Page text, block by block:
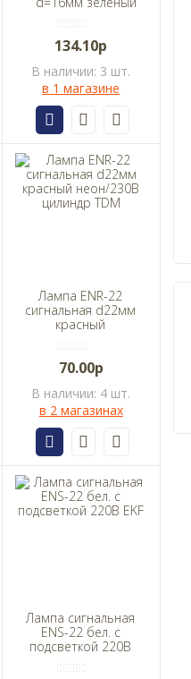
134.10р
В наличии: 3 шт.
в 1 магазине
Лампа ENR-22
сигнальная d22мм
красный
70.00р
В наличии: 4 шт.
в 2 магазинах
Лампа сигнальная
ENS-22 бел. с
подсветкой 220В